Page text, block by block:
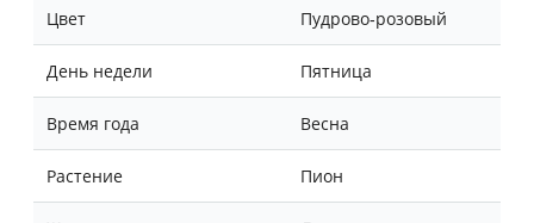
Цвет Пудрово‑розовый
День недели Пятница
Время года Весна
Растение Пион